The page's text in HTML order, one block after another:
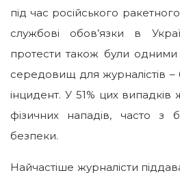
під час російського
службові обов’язки в
протести також були
середовищ для журналістів –
інцидент. У 51% цих випадків
фізичних нападів, часто з
безпеки.
Найчастіше журналісти